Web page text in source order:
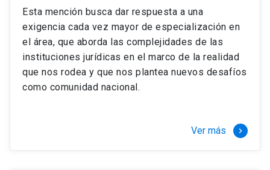
Esta mención busca dar respuesta a una
exigencia cada vez mayor de especialización en
el área, que aborda las complejidades de las
instituciones jurídicas en el marco de la realidad
que nos rodea y que nos plantea nuevos desafíos
como comunidad nacional.
Ver más keyboard_arrow_right